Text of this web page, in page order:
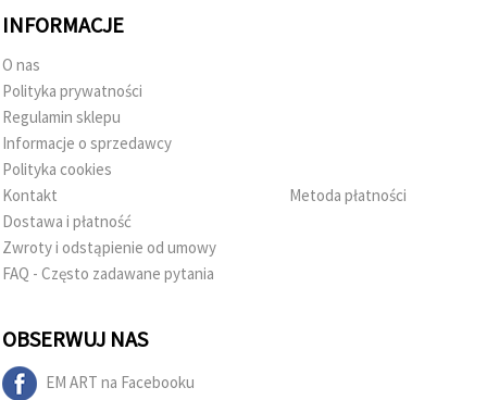
INFORMACJE
O nas
Polityka prywatności
Regulamin sklepu
Informacje o sprzedawcy
Polityka cookies
Kontakt
Dostawa i płatność
Zwroty i odstąpienie od umowy
FAQ - Często zadawane pytania
Metoda płatności
OBSERWUJ NAS
EM ART na Facebooku